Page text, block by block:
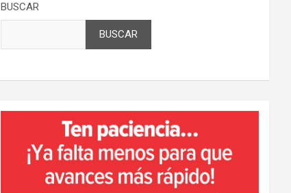
BUSCAR
BUSCAR